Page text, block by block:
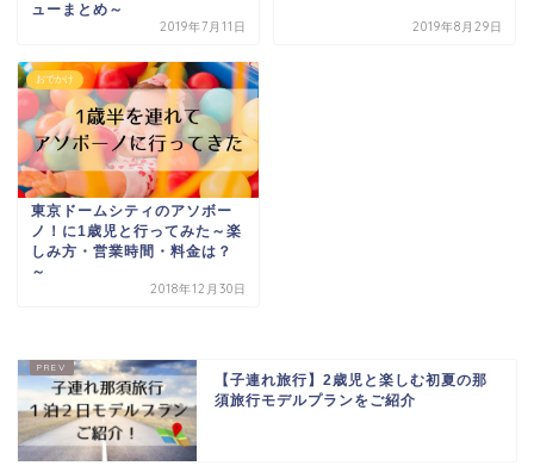
ューまとめ～
2019年7月11日 2019年8月29日
おでかけ
東京ドームシティのアソボー
ノ！に1歳児と行ってみた～楽
しみ方・営業時間・料金は？
～
2018年12月30日
【子連れ旅行】2歳児と楽しむ初夏の那
須旅行モデルプランをご紹介